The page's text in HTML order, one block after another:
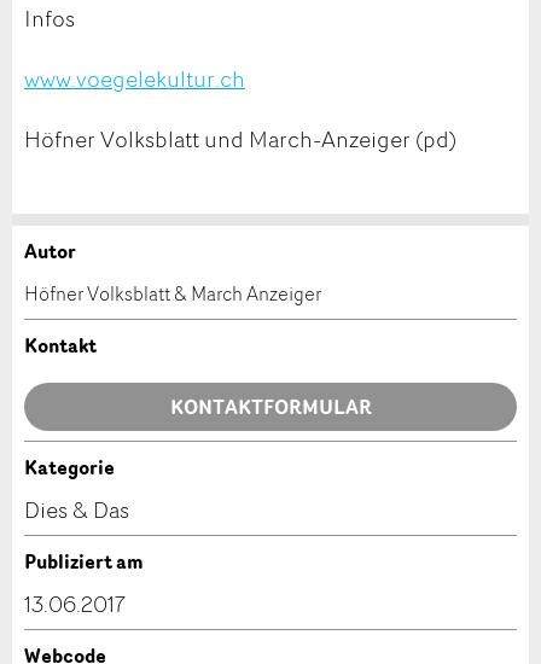
Infos
www.voegelekultur.ch
Höfner Volksblatt und March-Anzeiger (pd)
Anzeige beanstanden
Ihr Feedback wird sehr geschätzt!
Allgemeines Feedback
Anzeige nicht mehr gültig
Anzeige unvollständig
Anzeige weiterempfehlen
Empfehlen Sie diese Anzeige an Freunde weiter.
Autor
Höfner Volksblatt & March Anzeiger
Kontakt
KONTAKTFORMULAR
Kontakt
Verfassen Sie eine Nachricht für die Kontaktpersonen
Kategorie
Dies & Das
Publiziert am
13.06.2017
Webcode